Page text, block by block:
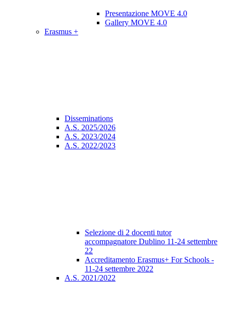
Presentazione MOVE 4.0
Gallery MOVE 4.0
Erasmus +
Disseminations
A.S. 2025/2026
A.S. 2023/2024
A.S. 2022/2023
Selezione di 2 docenti tutor
accompagnatore Dublino 11-24 settembre
22
Accreditamento Erasmus+ For Schools -
11-24 settembre 2022
A.S. 2021/2022